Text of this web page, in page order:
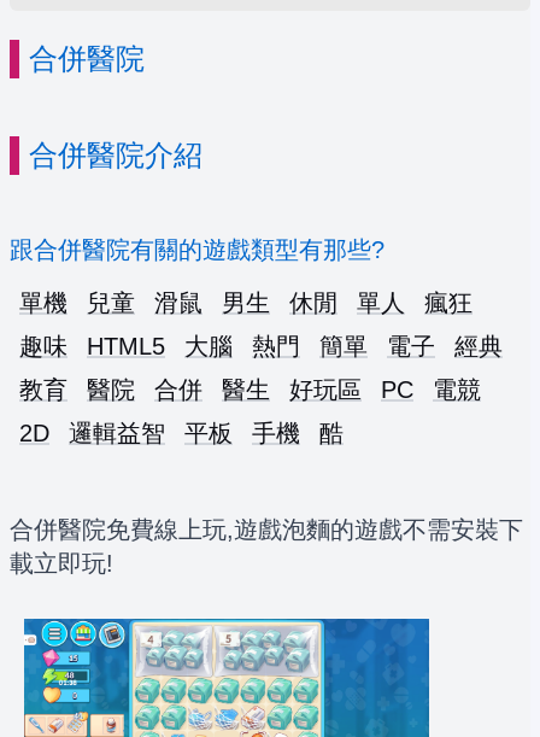
合併醫院
合併醫院介紹
跟合併醫院有關的遊戲類型有那些?
單機
兒童 滑鼠 男生 休閒 單人
瘋狂
趣味
HTML5 大腦 熱門 簡單 電子
經典
教育
醫院 合併 醫生 好玩區 PC
電競
2D
邏輯益智 平板 手機 酷
合併醫院免費線上玩,遊戲泡麵的遊戲不需安裝下
載立即玩!